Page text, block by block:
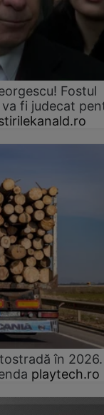
Fostul
fi judecat
în 2026.
playtech.ro